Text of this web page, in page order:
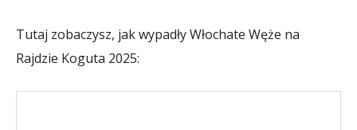
Tutaj zobaczysz, jak wypadły Włochate Węże na
Rajdzie Koguta 2025: